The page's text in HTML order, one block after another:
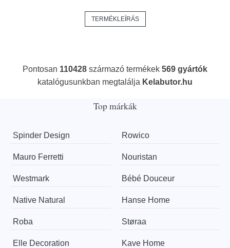
TERMÉKLEÍRÁS
Pontosan 110428 származó termékek 569 gyártók
katalógusunkban megtalálja Kelabutor.hu
Top márkák
Spinder Design Rowico
Mauro Ferretti Nouristan
Westmark Bébé Douceur
Native Natural Hanse Home
Roba Støraa
Elle Decoration Kave Home